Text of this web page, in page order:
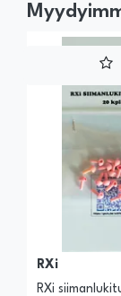
RXi
RXi